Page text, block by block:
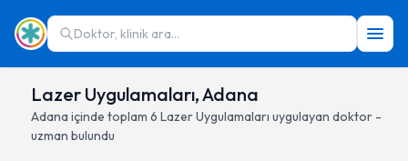
Doktor, klinik ara...
Lazer Uygulamaları, Adana
Adana içinde toplam 6 Lazer Uygulamaları uygulayan doktor -
uzman bulundu